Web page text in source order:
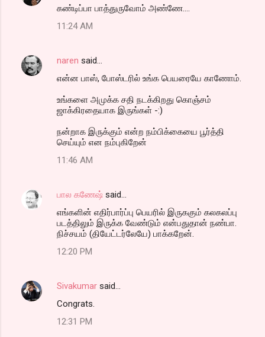
கண்டிப்பா பாத்துருவோம் அண்ணே....
11:24 AM
naren said…
என்ன பாஸ், போஸ்டரில் உங்க பெயரையே காணோம்.
உங்களை அமுக்க சதி நடக்கிறது கொஞ்சம்
ஜாக்கிரதையாக இருங்கள் -:)
நன்றாக இருக்கும் என்ற நம்பிக்கையை பூர்த்தி
செய்யும் என நம்புகிறேன்
11:46 AM
பால கணேஷ் said…
எங்களின் எதிர்பார்ப்பு பெயரில் இருககும் கலகலப்பு
படத்திலும் இருக்க வேண்டும் என்பதுதான் நண்பா.
நிச்சயம் (தியேட்டர்லேயே) பாக்கறேன்.
12:20 PM
Sivakumar said…
Congrats.
12:31 PM